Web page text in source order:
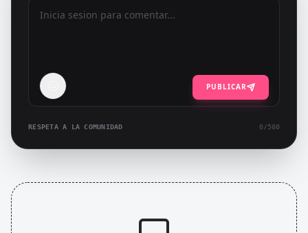
PUBLICAR
RESPETA A LA COMUNIDAD 0 /500